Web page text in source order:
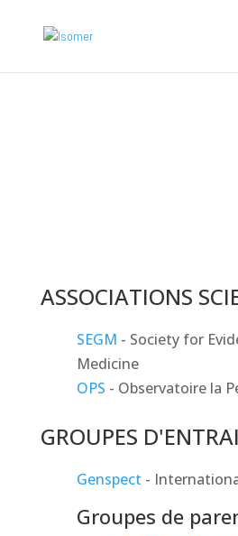
ASSOCIATIONS
SEGM - Society for
Medicine
OPS - Observatoire la
GROUPES
Genspect -
Groupes de